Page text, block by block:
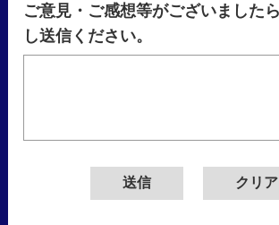
ご意見・ご感想等がございました
し送信ください。